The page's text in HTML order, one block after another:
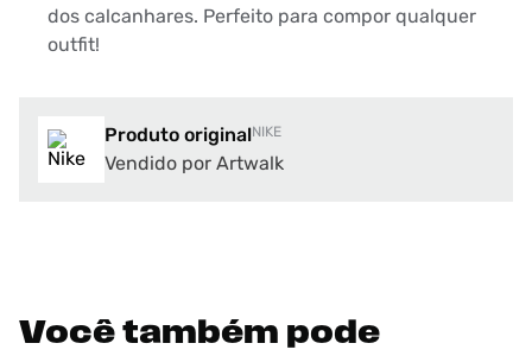
dos calcanhares. Perfeito para compor qualquer
outfit!
Produto originalNIKE
Vendido por Artwalk
Você também pode